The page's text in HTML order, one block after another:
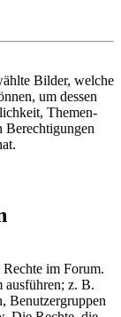
Bilder, welche
um dessen
Themen-
Berechtigungen
Rechte im Forum.
z. B.
Benutzergruppen